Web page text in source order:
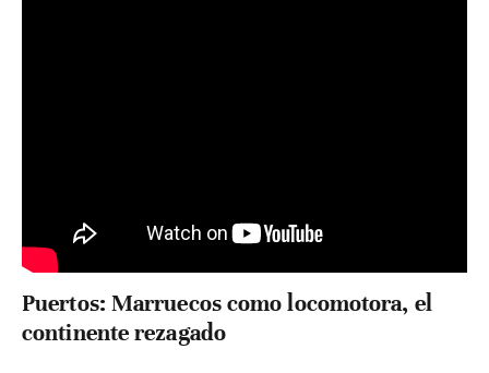
Puertos: Marruecos como locomotora, el
continente rezagado